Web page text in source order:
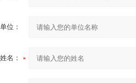
位：
名：